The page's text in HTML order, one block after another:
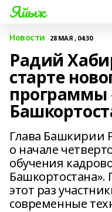
Яйыҡ
Новости 28 МАЯ , 04:30
Радий
старте
программы
Глава Башкирии
о начале
обучения
Башкортостана».
этот раз
современные